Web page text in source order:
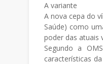
A variante
A nova cepa do
Saúde) como
poder das atuais
Segundo a
características